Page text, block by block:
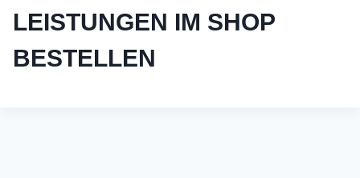
LEISTUNGEN IM SHOP
BESTELLEN